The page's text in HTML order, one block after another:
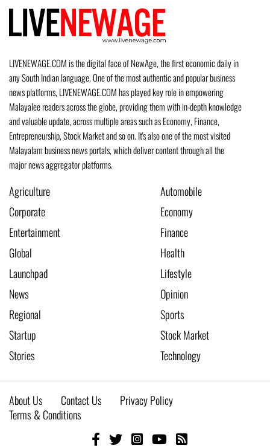
LIVENEWAGE.COM is the digital face of NewAge, the first economic daily in
any South Indian language. One of the most authentic and popular business
news platforms, LIVENEWAGE.COM has played key role in empowering
Malayalee readers across the globe, providing them with in-depth knowledge
and valuable update, across multiple areas such as Economy, Finance,
Entrepreneurship, Stock Market and so on. It's also one of the most visited
Malayalam business news portals, which deliver content through all the
major news aggregator platforms.
Agriculture
Automobile
Corporate
Economy
Entertainment
Finance
Global
Health
Launchpad
Lifestyle
News
Opinion
Regional
Sports
Startup
Stock Market
Stories
Technology
About Us Contact Us
Privacy Policy
Terms & Conditions